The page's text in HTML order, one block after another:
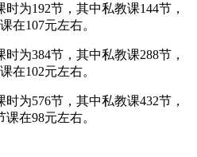
为192节，其中私教课144节，
在107元左右。
为384节，其中私教课288节，
在102元左右。
为576节，其中私教课432节，
在98元左右。